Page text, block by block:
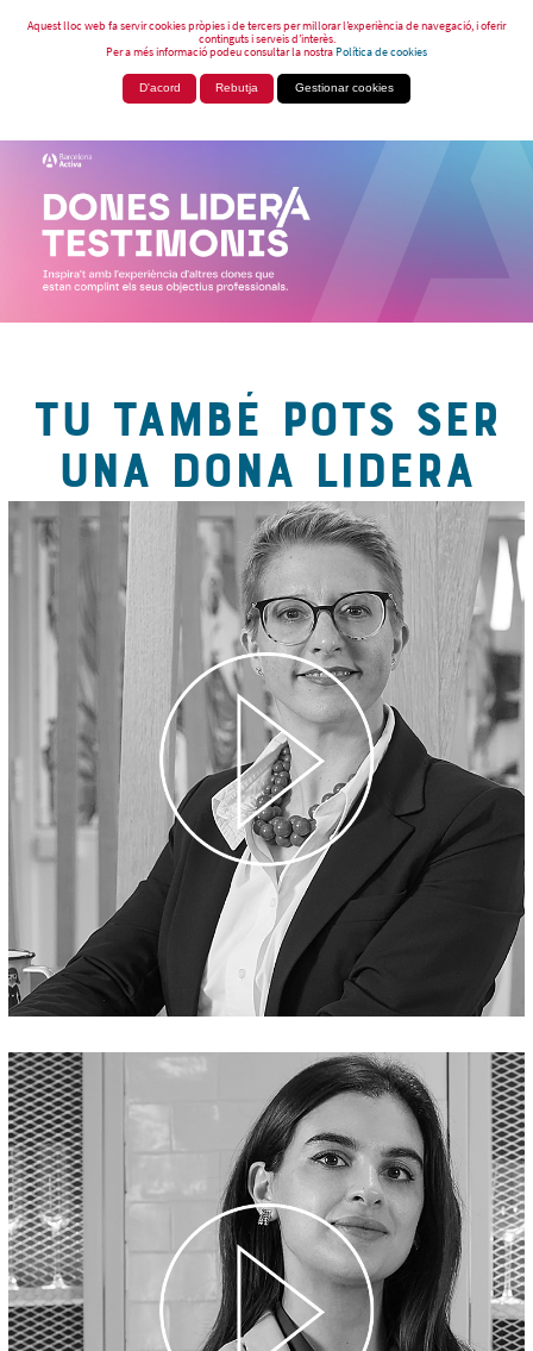
Aquest lloc web fa servir cookies pròpies i de tercers per millorar l’experiència de navegació, i oferir
continguts i serveis d’interès.
Per a més informació podeu consultar la nostraPolítica de cookies
D'acord Rebutja Gestionar cookies
TU TAMBÉ POTS SER
UNA DONA LIDERA